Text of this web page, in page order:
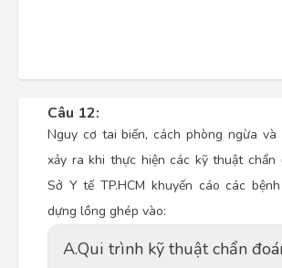
Câu 12:
Nguy cơ tai biến, cách phòng ngừa
xảy ra khi thực hiện các kỹ thuật chẩn
Sở Y tế TP.HCM khuyến cáo các
dựng lồng ghép vào:
A.Qui trình kỹ thuật chẩn